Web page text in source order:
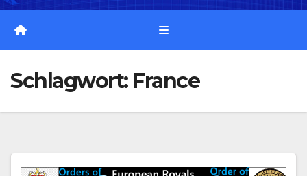
Schlagwort: France